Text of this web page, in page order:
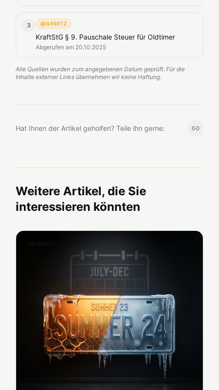
3 GESETZ
KraftStG § 9. Pauschale Steuer für Oldtimer
Abgerufen am 20.10.2025
Alle Quellen wurden zum angegebenen Datum geprüft. Für die
Inhalte externer Links übernehmen wir keine Haftung.
Hat Ihnen der Artikel geholfen? Teile ihn gerne:
Weitere Artikel, die Sie
interessieren könnten